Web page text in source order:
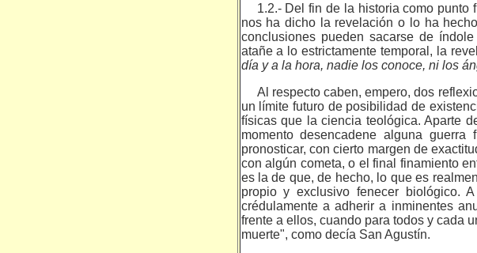
1.2.- Del fin de la historia como punto
nos ha dicho la revelación o lo ha
conclusiones pueden sacarse de
atañe a lo estrictamente temporal, la
día y a la hora, nadie los conoce, ni los
Al respecto caben, empero, dos
un límite futuro de posibilidad de
físicas que la ciencia teológica. Aparte
momento desencadene alguna
pronosticar, con cierto margen de
con algún cometa, o el final finamiento
es la de que, de hecho, lo que es
propio y exclusivo fenecer biológico.
crédulamente a adherir a inminentes
frente a ellos, cuando para todos y cada
muerte", como decía San Agustín.